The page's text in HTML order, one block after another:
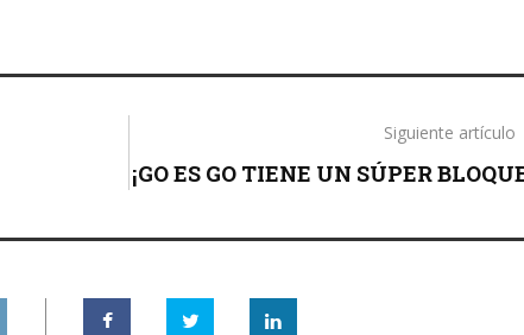
Siguiente artículo
¡GO ES GO TIENE UN SÚPER